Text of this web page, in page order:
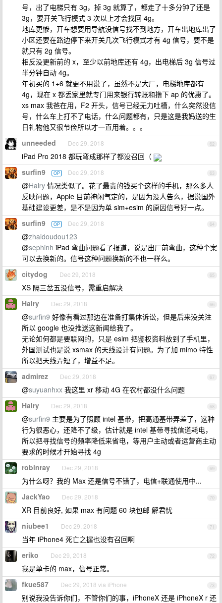
号，出了电梯只有 3g，掉 3g 就算了，都走了十多分钟了还是
3g，要开关飞行模式 3 次以上才会找回 4g。
地库更惨，开车想要用导航没信号找不到地方，开车出地库出了
小区还要在路边停下来开关几次飞行模式才有 4g 信号，要不是
就只有 2g 信号。
相反没更新前的 x，至少以前地库还有 4g，出电梯后 3g 信号过
半分钟自动 4g。
年初买的 1+6 就更不用说了，虽然不是大厂，电梯地库都有
4g，现在 x 都丢家里就专门用来银行转账和撸下 ap 的优惠了。
xs max 我爸在用，F2 开头，信号已经无力吐槽，什么突然没信
号，什么车上打不了电话，什么问题都有，只是这是我妈送的生
日礼物他又很节俭所以才一直用着。。。
62
unneeded Dec 29, 2018
iPad Pro 2018 都玩弯成那样了都没召回（
63
surfin9 OP Dec 29, 2018
@Halry 情况类似了。花了最贵的钱买个这样的手机，那么多人
反映问题，Apple 目前神闲气定的，是因为没人告么，据说国外
基础建设更差，是不是因为单 sim+esim 的原因信号好一点。
64
surfin9 OP Dec 29, 2018
@zhaidoudou123
@sephinh iPad 弯曲问题看了报道，说是出厂前弯曲，这种个案
可以去换新的。信号这种问题换新的不也一样么。
65
citydog Dec 29, 2018
XS 隔三岔五没信号，需重启解决
66
Halry Dec 29, 2018
@surfin9 好像有看过那边在准备打集体诉讼，但是后来没关注
所以 google 也没推送这新闻给我了。
无论如何都是要联网的，只是 esim 把鉴权资料放到了手机里，
外国测试也是说 xsmax 的天线设计有问题。为了加 mimo 特性
所以把天线弄短了，增益不足。
67
admirez Dec 29, 2018
@suyuanhxx 我这里 xr 移动 4G 在农村都没什么问题
68
Halry Dec 29, 2018
@surfin9 主要是为了照顾 intel 基带，把高通基带弄差了，这种
行为很恶心，还降不了级，估计就是 intel 基带寻找信道耗电，
所以把寻找信号的频率降低来省电，等用户主动或者运营商主动
要求的时候才开始寻找 4g
69
robinray Dec 29, 2018
为什么呀？我的 Max 还是信号不错了，电信+联通使用中...
70
JackYao Dec 29, 2018
XR 目前良好, 如果 max 有问题 60 块包邮 解君忧
71
niubee1 Dec 29, 2018
当年 iPhone4 死亡之握也没有召回啊
72
eriko Dec 29, 2018
我是单卡的 max，信号正常。
73
fkue587 Dec 29, 2018 via iPhone
别说我没告诉你们，不管你们的事，iPhoneX 还是 iPhoneX r 还